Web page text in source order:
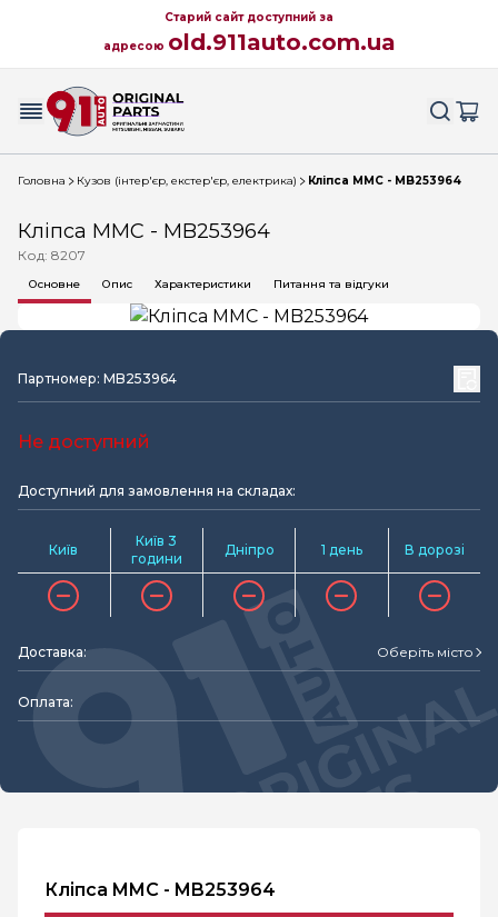
Старий сайт доступний за
адресою old.911auto.com.ua
Головна Кузов (інтер'єр, екстер'єр, електрика) Кліпса MMC - MB253964
Кліпса MMC - MB253964
Код: 8207
Основне Опис Характеристики Питання та відгуки
Партномер: MB253964
Не доступний
Доступний для замовлення на складах:
Київ
Київ 3
години
Дніпро 1 день В дорозі
Доставка: Оберіть місто
Оплата:
Кліпса MMC - MB253964